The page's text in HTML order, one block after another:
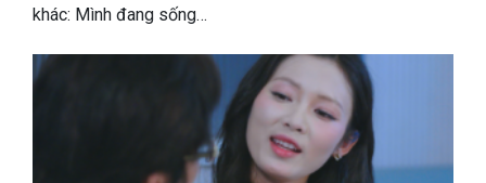
khác: Mình đang sống…